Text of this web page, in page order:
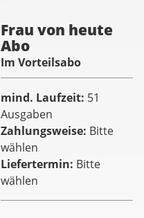
Frau von heute
Abo
Im Vorteilsabo
mind. Laufzeit 51
Ausgaben
Zahlungsweise Bitte
wählen
Liefertermin Bitte
wählen